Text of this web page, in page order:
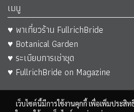
เมนู
♥ พาเที่ยวร้าน FullrichBride
♥ Botanical Garden
♥ ระเบียบการเช่าชุด
♥ FullrichBride on Magazine
© Copyright 2017 All
เว็บไซต์นี้มีการใช้งานคุกกี้ เพื่อเพิ่มประ